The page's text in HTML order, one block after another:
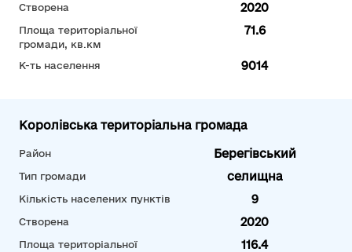
Створена 2020
Площа територіальної
громади, кв.км
71.6
К-ть населення 9014
Королівська територіальна громада
Район Берегівський
Тип громади селищна
Кількість населених пунктів 9
Створена 2020
Площа територіальної 116.4